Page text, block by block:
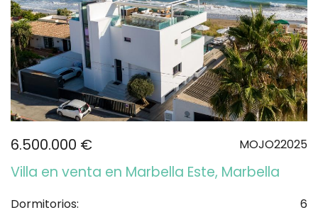
6.500.000 € MOJO22025
Villa en venta en Marbella Este, Marbella
Dormitorios:
6